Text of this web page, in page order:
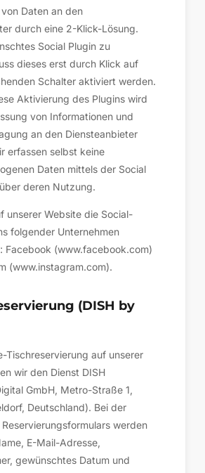
Daten an den
durch eine 2-Klick-Lösung.
Social Plugin zu
dieses erst durch Klick auf
Schalter aktiviert werden.
Aktivierung des Plugins wird
von Informationen und
an den Diensteanbieter
erfassen selbst keine
Daten mittels der Social
deren Nutzung.
unserer Website die Social-
folgender Unternehmen
Facebook (www.facebook.com)
(www.instagram.com).
(DISH by
Tischreservierung auf unserer
wir den Dienst DISH
GmbH, Metro-Straße 1,
Deutschland). Bei der
werden
E-Mail-Adresse,
gewünschtes Datum und